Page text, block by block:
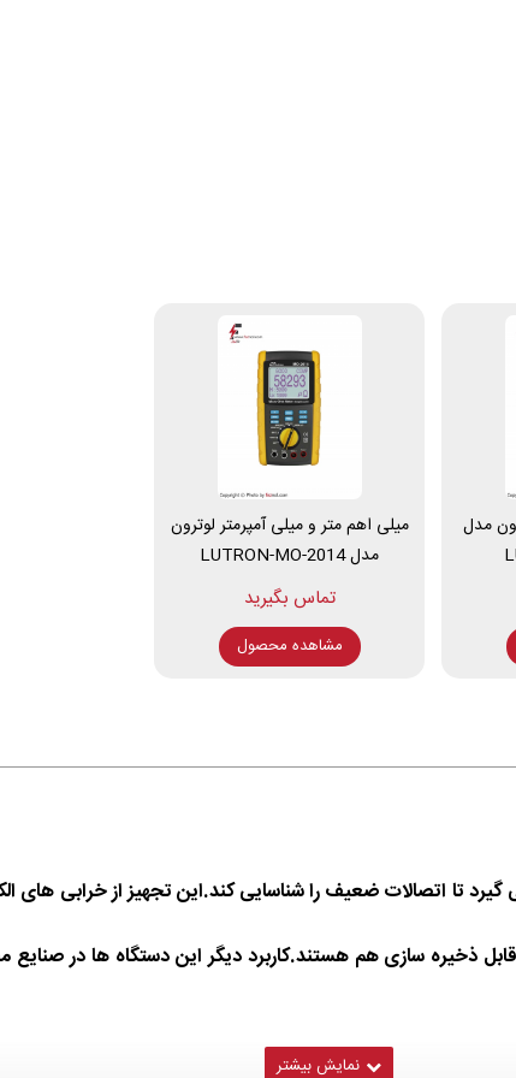
مدل
میلی اهم متر و میلی آمپرمتر لوترون
مدل LUTRON-MO-2014
مشاهده محصول
گیرد تا اتصالات ضعیف را شناسایی کند.این تجهیز از خرابی های
ذخیره سازی هم هستند.کاربرد دیگر این دستگاه ها در